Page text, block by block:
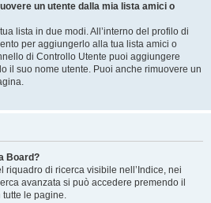
un utente dalla mia lista amici o
lista in due modi. All’interno del profilo di
per aggiungerlo alla tua lista amici o
di Controllo Utente puoi aggiungere
il suo nome utente. Puoi anche rimuovere un
Board?
riquadro di ricerca visibile nell’Indice, nei
avanzata si può accedere premendo il
tutte le pagine.